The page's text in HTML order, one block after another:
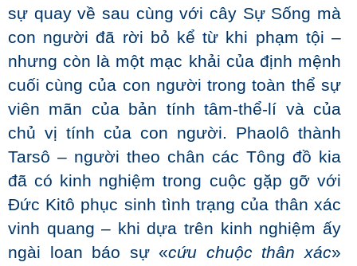
sự quay về sau cùng với cây Sự Sống mà
con người đã rời bỏ kể từ khi phạm tội –
nhưng còn là một mạc khải của định mệnh
cuối cùng của con người trong toàn thể sự
viên mãn của bản tính tâm-thể-lí và của
chủ vị tính của con người. Phaolô thành
Tarsô – người theo chân các Tông đồ kia
đã có kinh nghiệm trong cuộc gặp gỡ với
Đức Kitô phục sinh tình trạng của thân xác
vinh quang – khi dựa trên kinh nghiệm ấy
ngài loan báo sự «cứu chuộc thân xác»